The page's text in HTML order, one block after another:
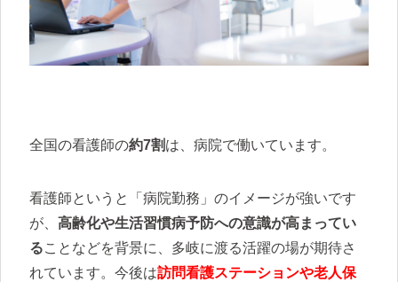
全国の看護師の約7割は、病院で働いています。
看護師というと「病院勤務」のイメージが強いです
が、 高齢化や生活習慣病予防への意識が高まってい
ることなどを背景に、多岐に渡る活躍の場が期待さ
れています。今後は訪問看護ステーションや老人保